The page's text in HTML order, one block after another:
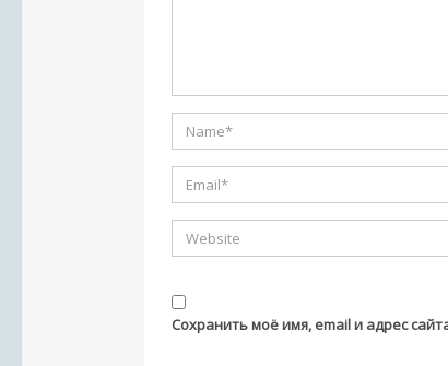
Сохранить моё имя, email и адрес